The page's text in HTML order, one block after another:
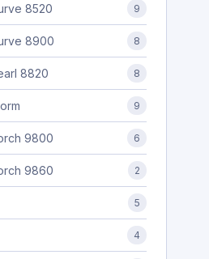
8520 9
8900 8
8820 8
9
9800 6
9860 2
5
4